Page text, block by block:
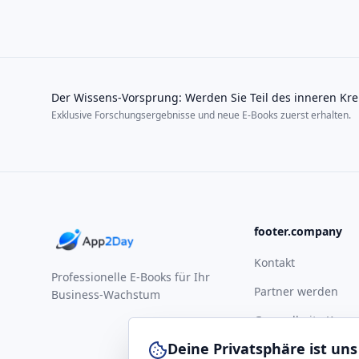
Der Wissens-Vorsprung: Werden Sie Teil des inneren
Exklusive Forschungsergebnisse und neue E-Books zuerst erhalten.
Professionelle E-Books für Ihr
Business-Wachstum
footer.company
Kontakt
Partner werden
Gesundheits-
Deine Privatsphäre ist